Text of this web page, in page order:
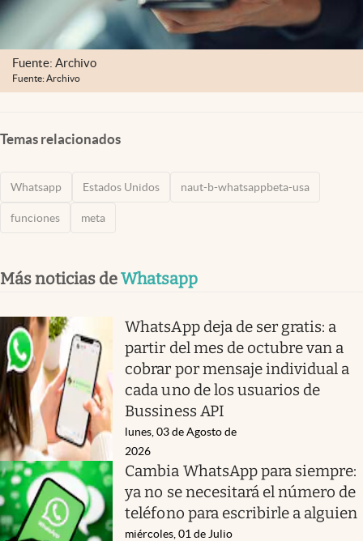
Fuente: Archivo
Fuente: Archivo
Temas relacionados
Whatsapp Estados Unidos naut-b-whatsappbeta-usa
funciones meta
Más noticias deWhatsapp
WhatsApp deja de ser gratis: a
partir del mes de octubre van a
cobrar por mensaje individual a
cada uno de los usuarios de
Bussiness API
lunes, 03 de Agosto de
2026
Cambia WhatsApp para siempre:
ya no se necesitará el número de
teléfono para escribirle a alguien
miércoles, 01 de Julio